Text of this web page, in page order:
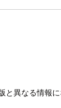
異なる情報